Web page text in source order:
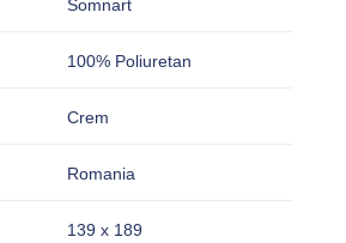
Somnart
100% Poliuretan
Crem
Romania
139 x 189